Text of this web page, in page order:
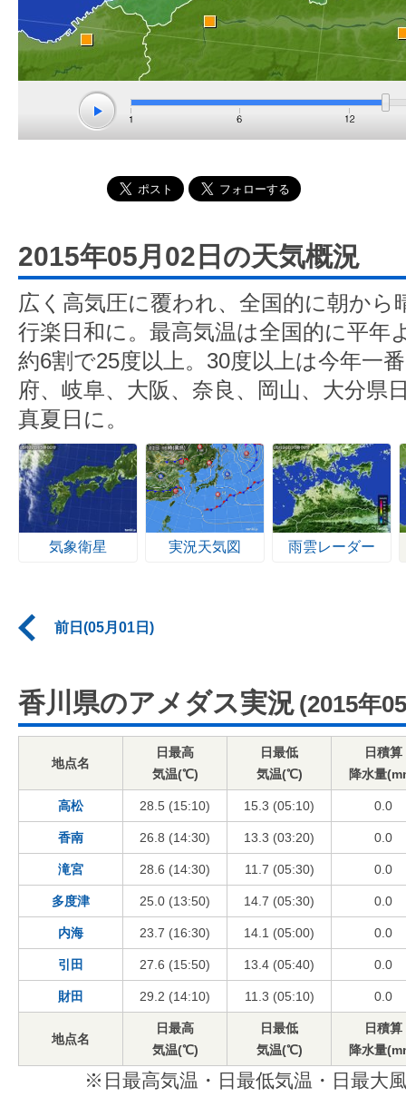
2015年05月02日の天気概況
広く高気圧に覆われ、全国的に朝から
行楽日和に。最高気温は全国的に平年
約6割で25度以上。30度以上は今年一
府、岐阜、大阪、奈良、岡山、大分県
真夏日に。
気象衛星 実況天気図 雨雲レーダー
前日(05月01日)
香川県のアメダス実況 (2015年
地点名
日最高
気温(℃)
日最低
気温(℃)
日積算
降水量
高松 28.5 (15:10) 15.3 (05:10) 0.0
香南 26.8 (14:30) 13.3 (03:20) 0.0
滝宮 28.6 (14:30) 11.7 (05:30) 0.0
多度津 25.0 (13:50) 14.7 (05:30) 0.0
内海 23.7 (16:30) 14.1 (05:00) 0.0
引田 27.6 (15:50) 13.4 (05:40) 0.0
財田 29.2 (14:10) 11.3 (05:10) 0.0
地点名
日最高
気温(℃)
日最低
気温(℃)
日積算
降水量
※日最高気温・日最低気温・日最大